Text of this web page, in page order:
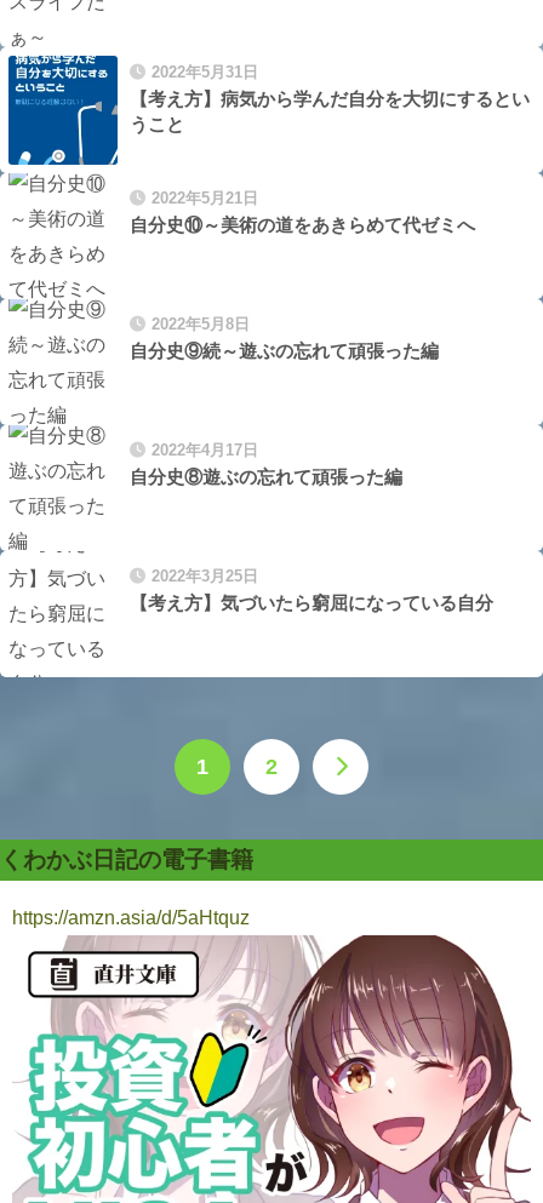
2022年5月31日
【考え方】病気から学んだ自分を大切にするとい
うこと
2022年5月21日
自分史⑩～美術の道をあきらめて代ゼミへ
2022年5月8日
自分史⑨続～遊ぶの忘れて頑張った編
2022年4月17日
自分史⑧遊ぶの忘れて頑張った編
2022年3月25日
【考え方】気づいたら窮屈になっている自分
1 2
くわかぶ日記の電子書籍
https://amzn.asia/d/5aHtquz